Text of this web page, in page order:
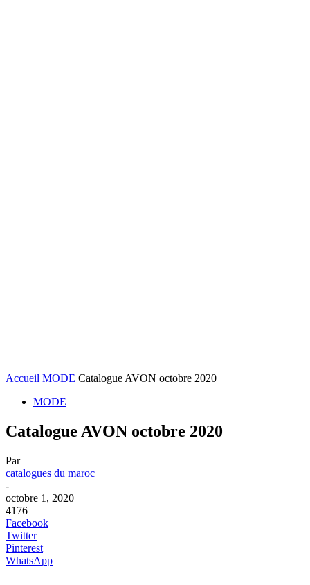
Accueil MODE Catalogue AVON octobre 2020
MODE
Catalogue AVON octobre 2020
Par
catalogues du maroc
-
octobre 1, 2020
4176
Facebook
Twitter
Pinterest
WhatsApp